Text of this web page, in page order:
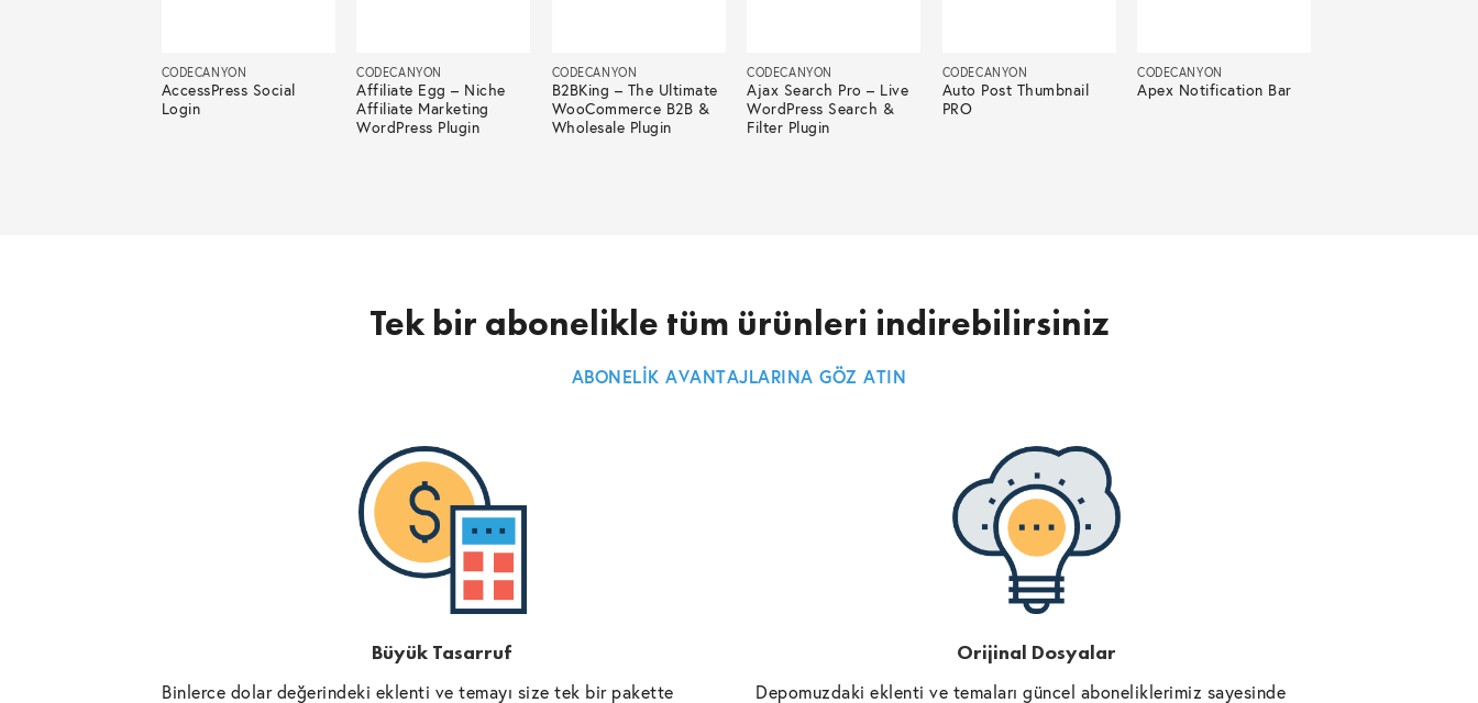
CODECANYON
AccessPress Social
Login
CODECANYON
Affiliate Egg – Niche
Affiliate Marketing
WordPress Plugin
CODECANYON
B2BKing – The Ultimate
WooCommerce B2B &
Wholesale Plugin
CODECANYON
Ajax Search Pro – Live
WordPress Search &
Filter Plugin
CODECANYON
Auto Post Thumbnail
PRO
CODECANYON
Apex Notification Bar
Tek bir abonelikle tüm ürünleri indirebilirsiniz
ABONELİK AVANTAJLARINA GÖZ ATIN
Büyük Tasarruf
Binlerce dolar değerindeki eklenti ve temayı size tek bir pakette
Orijinal Dosyalar
Depomuzdaki eklenti ve temaları güncel aboneliklerimiz sayesinde